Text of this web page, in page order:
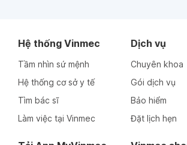
Hệ thống Vinmec
Tầm nhìn sứ mệnh
Hệ thống cơ sở y tế
Tìm bác sĩ
Làm việc tại Vinmec
Dịch vụ
Chuyên khoa
Gói dịch vụ
Bảo hiểm
Đặt lịch hẹn